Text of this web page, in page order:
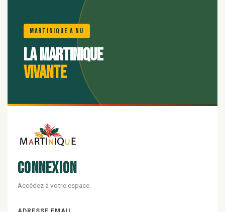
🌺
Martinique A Nu
La Martinique
vivante
Connexion
Accédez à votre espace